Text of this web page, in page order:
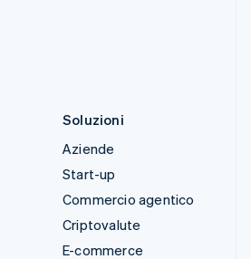
Soluzioni
Aziende
Start-up
Commercio agentico
Criptovalute
E-commerce